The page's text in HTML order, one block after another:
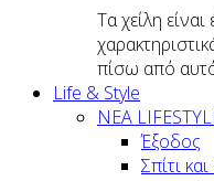
Τα χείλη
πίσω από
Life & Style
ΝΕΑ
Έξοδος
Σπίτι